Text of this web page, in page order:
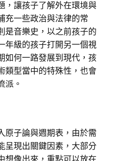
，讓孩子了解外在環境與
充一些政治與法律的常
是音樂史，以之前孩子的
年級的孩子打開另一個視
如何一路發展到現代，孩
類型當中的特殊性，也會
派。
原子論與週期表，由於需
呈現出關鍵因素，大部分